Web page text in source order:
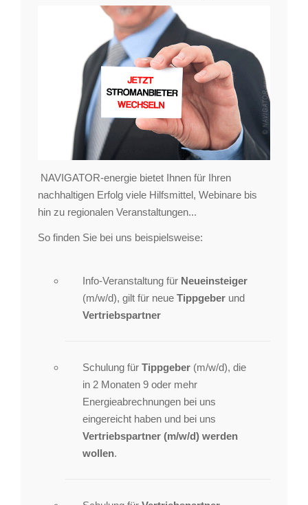
NAVIGATOR-energie bietet Ihnen für Ihren
nachhaltigen Erfolg viele Hilfsmittel, Webinare bis
hin zu regionalen Veranstaltungen...
So finden Sie bei uns beispielsweise:
Info-Veranstaltung für Neueinsteiger
(m/w/d), gilt für neue Tippgeber und
Vertriebspartner
Schulung für Tippgeber (m/w/d), die
in 2 Monaten 9 oder mehr
Energieabrechnungen bei uns
eingereicht haben und bei uns
Vertriebspartner (m/w/d) werden
wollen.